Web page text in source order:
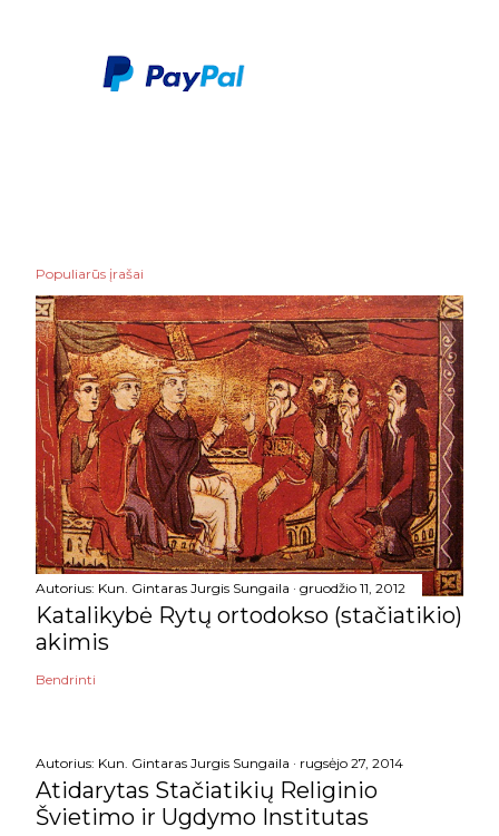
Populiarūs įrašai
Autorius: Kun. Gintaras Jurgis Sungaila gruodžio 11, 2012
Katalikybė Rytų ortodokso (stačiatikio)
akimis
Bendrinti
Autorius: Kun. Gintaras Jurgis Sungaila rugsėjo 27, 2014
Atidarytas Stačiatikių Religinio
Švietimo ir Ugdymo Institutas